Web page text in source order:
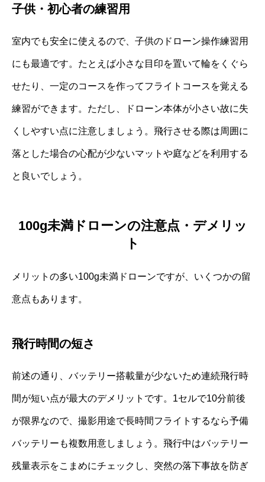
子供・初心者の練習用
室内でも安全に使えるので、子供のドローン操作練習用
にも最適です。たとえば小さな目印を置いて輪をくぐら
せたり、一定のコースを作ってフライトコースを覚える
練習ができます。ただし、ドローン本体が小さい故に失
くしやすい点に注意しましょう。飛行させる際は周囲に
落とした場合の心配が少ないマットや庭などを利用する
と良いでしょう。
100g未満ドローンの注意点・デメリッ
ト
メリットの多い100g未満ドローンですが、いくつかの留
意点もあります。
飛行時間の短さ
前述の通り、バッテリー搭載量が少ないため連続飛行時
間が短い点が最大のデメリットです。1セルで10分前後
が限界なので、撮影用途で長時間フライトするなら予備
バッテリーも複数用意しましょう。飛行中はバッテリー
残量表示をこまめにチェックし、突然の落下事故を防ぎ